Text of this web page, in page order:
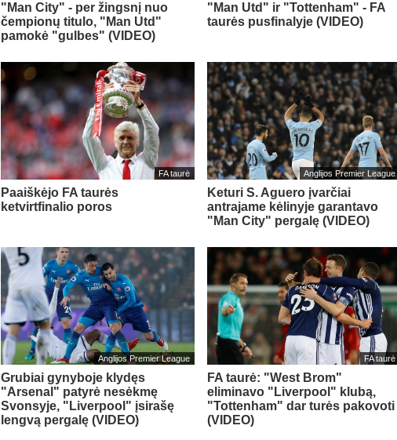
"Man City" - per žingsnį nuo
čempionų titulo, "Man Utd"
pamokė "gulbes" (VIDEO)
"Man Utd" ir "Tottenham" - FA
taurės pusfinalyje (VIDEO)
FA taurė
Paaiškėjo FA taurės
ketvirtfinalio poros
Anglijos Premier League
Keturi S. Aguero įvarčiai
antrajame kėlinyje garantavo
"Man City" pergalę (VIDEO)
Anglijos Premier League
Grubiai gynyboje klydęs
"Arsenal" patyrė nesėkmę
Svonsyje, "Liverpool" įsirašę
lengvą pergalę (VIDEO)
FA taurė
FA taurė: "West Brom"
eliminavo "Liverpool" klubą,
"Tottenham" dar turės pakovoti
(VIDEO)